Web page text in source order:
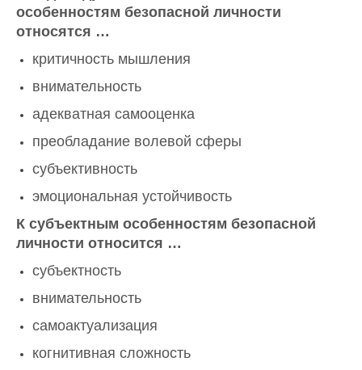
особенностям безопасной личности
относятся …
критичность мышления
внимательность
адекватная самооценка
преобладание волевой сферы
субъективность
эмоциональная устойчивость
К субъектным особенностям безопасной
личности относится …
субъектность
внимательность
самоактуализация
когнитивная сложность